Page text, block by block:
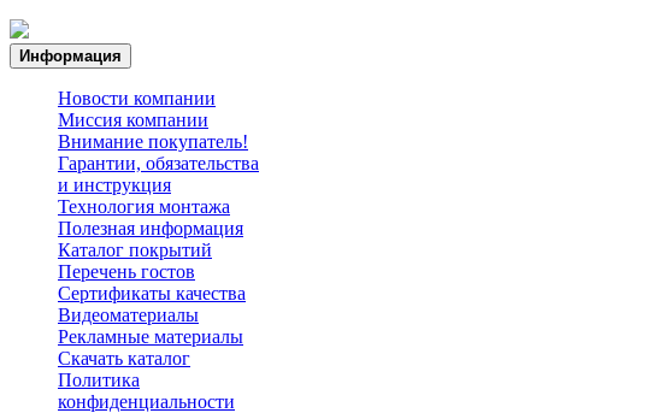
Информация
Новости компании
Миссия компании
Внимание покупатель!
Гарантии, обязательства
и инструкция
Технология монтажа
Полезная информация
Каталог покрытий
Перечень гостов
Сертификаты качества
Видеоматериалы
Рекламные материалы
Cкачать каталог
Политика
конфиденциальности